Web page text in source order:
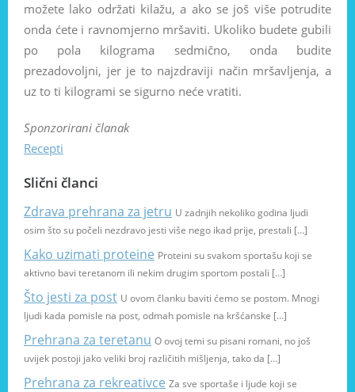
možete lako održati kilažu, a ako se još više potrudite
onda ćete i ravnomjerno mršaviti. Ukoliko budete gubili
po pola kilograma sedmično, onda budite
prezadovoljni, jer je to najzdraviji način mršavljenja, a
uz to ti kilogrami se sigurno neće vratiti.
Sponzorirani članak
Recepti
Slični članci
Zdrava prehrana za jetru U zadnjih nekoliko godina ljudi
osim što su počeli nezdravo jesti više nego ikad prije, prestali […]
Kako uzimati proteine Proteini su svakom sportašu koji se
aktivno bavi teretanom ili nekim drugim sportom postali […]
Što jesti za post U ovom članku baviti ćemo se postom. Mnogi
ljudi kada pomisle na post, odmah pomisle na kršćanske […]
Prehrana za teretanu O ovoj temi su pisani romani, no još
uvijek postoji jako veliki broj različitih mišljenja, tako da […]
Prehrana za rekreativce Za sve sportaše i ljude koji se